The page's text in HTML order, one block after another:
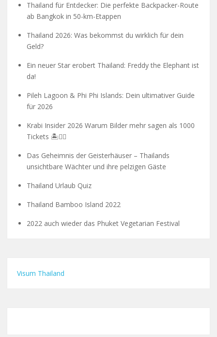
Thailand für Entdecker: Die perfekte Backpacker-Route
ab Bangkok in 50-km-Etappen
Thailand 2026: Was bekommst du wirklich für dein
Geld?
Ein neuer Star erobert Thailand: Freddy the Elephant ist
da!
Pileh Lagoon & Phi Phi Islands: Dein ultimativer Guide
für 2026
Krabi Insider 2026 Warum Bilder mehr sagen als 1000
Tickets 🏝️🧗‍♂️
Das Geheimnis der Geisterhäuser – Thailands
unsichtbare Wächter und ihre pelzigen Gäste
Thailand Urlaub Quiz
Thailand Bamboo Island 2022
2022 auch wieder das Phuket Vegetarian Festival
Visum Thailand